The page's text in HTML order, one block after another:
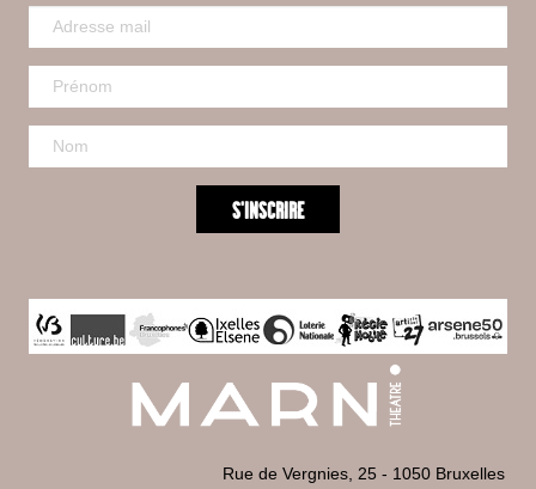
Rue de Vergnies, 25 - 1050 Bruxelles